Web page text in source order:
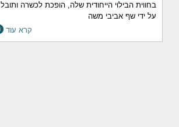
בחווית הבילוי הייחודית שלה, הופכת לכשרה ותובל
על ידי שף אביבי משה
קרא עוד